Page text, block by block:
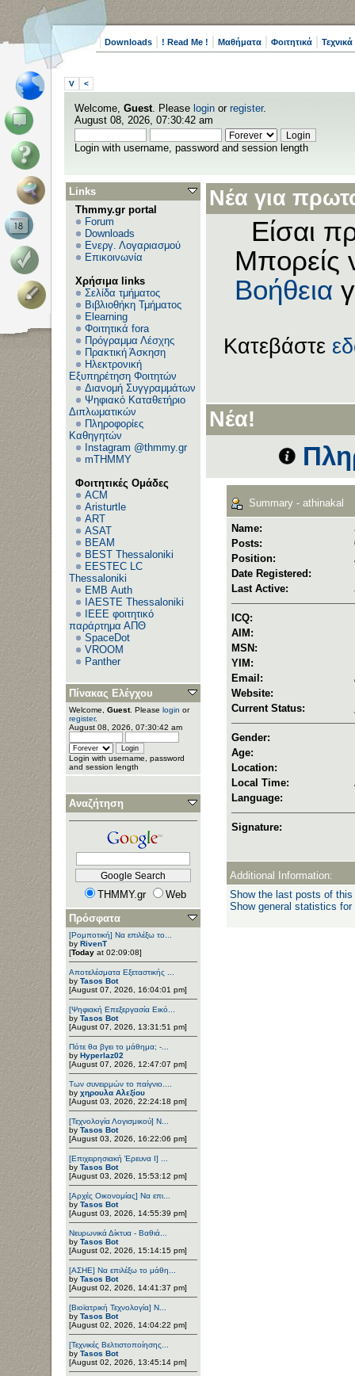
Downloads ! Read Me ! Μαθήματα Φοιτητικά
V <
Welcome, Guest. Please login or register.
August 08, 2026, 07:30:42 am
Login with username, password and session length
Links
Thmmy.gr portal
Forum
Downloads
Ενεργ. Λογαριασμού
Επικοινωνία
Χρήσιμα links
Σελίδα τμήματος
Βιβλιοθήκη Τμήματος
Elearning
Φοιτητικά fora
Πρόγραμμα Λέσχης
Πρακτική Άσκηση
Ηλεκτρονική
Εξυπηρέτηση Φοιτητών
Διανομή Συγγραμμάτων
Ψηφιακό Καταθετήριο
Διπλωματικών
Πληροφορίες
Καθηγητών
Instagram @thmmy.gr
mTHMMY
Φοιτητικές Ομάδες
ACM
Aristurtle
ART
ASAT
BEAM
BEST Thessaloniki
EESTEC LC
Thessaloniki
EΜΒ Auth
IAESTE Thessaloniki
IEEE φοιτητικό
παράρτημα ΑΠΘ
SpaceDot
VROOM
Panther
Πίνακας Ελέγχου
Welcome, Guest. Please login or
register.
August 08, 2026, 07:30:42 am
Login with username, password
and session length
Αναζήτηση
THMMY.gr
Web
Πρόσφατα
[Ρομποτική] Να επιλέξω το...
by RivenT
[Today at 02:09:08]
Αποτελέσματα Εξεταστικής ...
by Tasos Bot
[August 07, 2026, 16:04:01 pm]
[Ψηφιακή Επεξεργασία Εικό...
by Tasos Bot
[August 07, 2026, 13:31:51 pm]
Πότε θα βγει το μάθημα; -...
by Hyperlaz02
[August 07, 2026, 12:47:07 pm]
Των συνειρμών το παίγνιο....
by χηρουλα Αλεξίου
[August 03, 2026, 22:24:18 pm]
[Τεχνολογία Λογισμικού] Ν...
by Tasos Bot
[August 03, 2026, 16:22:06 pm]
[Επιχειρησιακή Έρευνα Ι] ...
by Tasos Bot
[August 03, 2026, 15:53:12 pm]
[Αρχές Οικονομίας] Να επι...
by Tasos Bot
[August 03, 2026, 14:55:39 pm]
Νευρωνικά Δίκτυα - Βαθιά...
by Tasos Bot
[August 02, 2026, 15:14:15 pm]
[ΑΣΗΕ] Να επιλέξω το μάθη...
by Tasos Bot
[August 02, 2026, 14:41:37 pm]
[Βιοϊατρική Τεχνολογία] Ν...
by Tasos Bot
[August 02, 2026, 14:04:22 pm]
[Τεχνικές Βελτιστοποίησης...
by Tasos Bot
[August 02, 2026, 13:45:14 pm]
Νέα για
Είσαι
Μπορείς
Βοήθεια
Κατεβάστε
Νέα!
Summary - athinakal
Name:
Posts:
Position:
Date Registered:
Last Active:
ICQ:
AIM:
MSN:
YIM:
Email:
Website:
Current Status:
Gender:
Age:
Location:
Local Time:
Language:
Signature:
Additional Information:
Show the last posts of this
Show general statistics for